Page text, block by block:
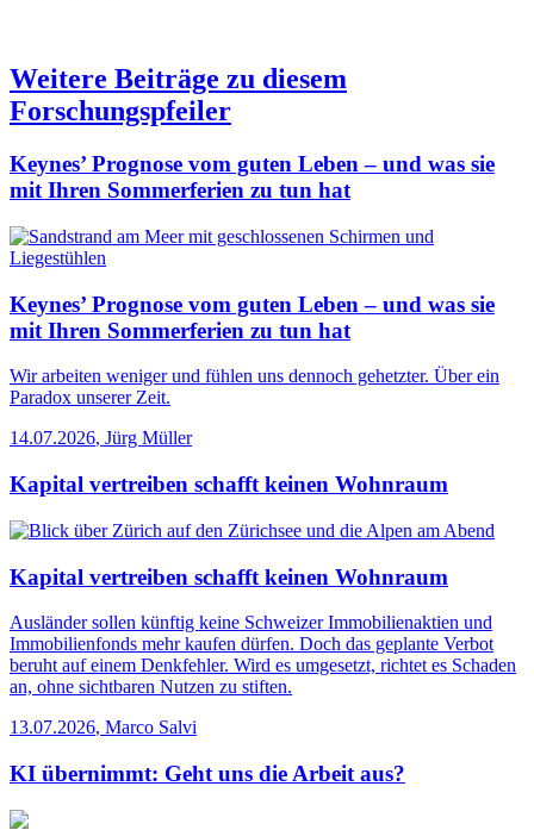
Weitere Beiträge zu diesem
Forschungspfeiler
Keynes’ Prognose vom guten Leben – und was sie
mit Ihren Sommerferien zu tun hat
Keynes’ Prognose vom guten Leben – und was sie
mit Ihren Sommerferien zu tun hat
Wir arbeiten weniger und fühlen uns dennoch gehetzter. Über ein
Paradox unserer Zeit.
14.07.2026, Jürg Müller
Kapital vertreiben schafft keinen Wohnraum
Kapital vertreiben schafft keinen Wohnraum
Ausländer sollen künftig keine Schweizer Immobilienaktien und
Immobilienfonds mehr kaufen dürfen. Doch das geplante Verbot
beruht auf einem Denkfehler. Wird es umgesetzt, richtet es Schaden
an, ohne sichtbaren Nutzen zu stiften.
13.07.2026, Marco Salvi
KI übernimmt: Geht uns die Arbeit aus?